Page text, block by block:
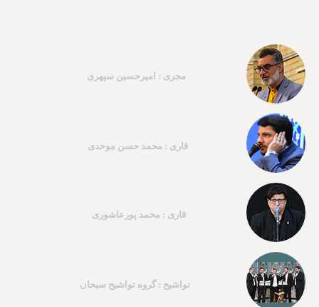
مجری : امیرحسین سپهری
قاری : محمد حسن موحدی
قاری : محمد پورعاشوری
تواشیح : گروه تواشیح سبحان